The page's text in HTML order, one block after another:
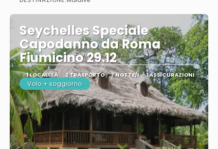
Seychelles Speciale
Capodanno da Roma
Fiumicino 29.12
1 LOCALITÀ 2 TRASPORTO 7 NOTTE/I 1 ASSICURAZIONI
Volo + soggiorno